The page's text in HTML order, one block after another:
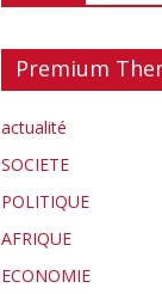
Premium
actualité
SOCIETE
POLITIQUE
AFRIQUE
ECONOMIE